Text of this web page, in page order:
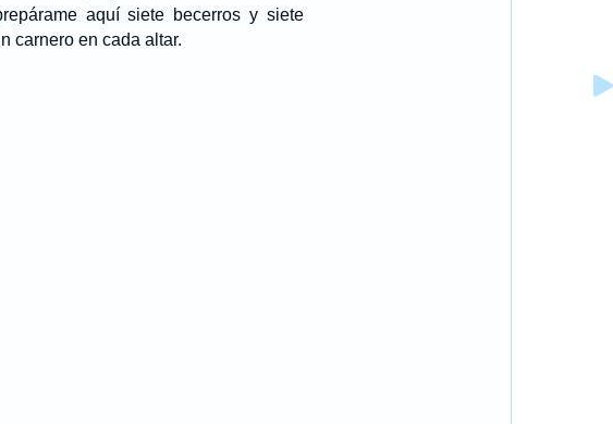
aquí siete becerros y siete
carnero en cada altar.